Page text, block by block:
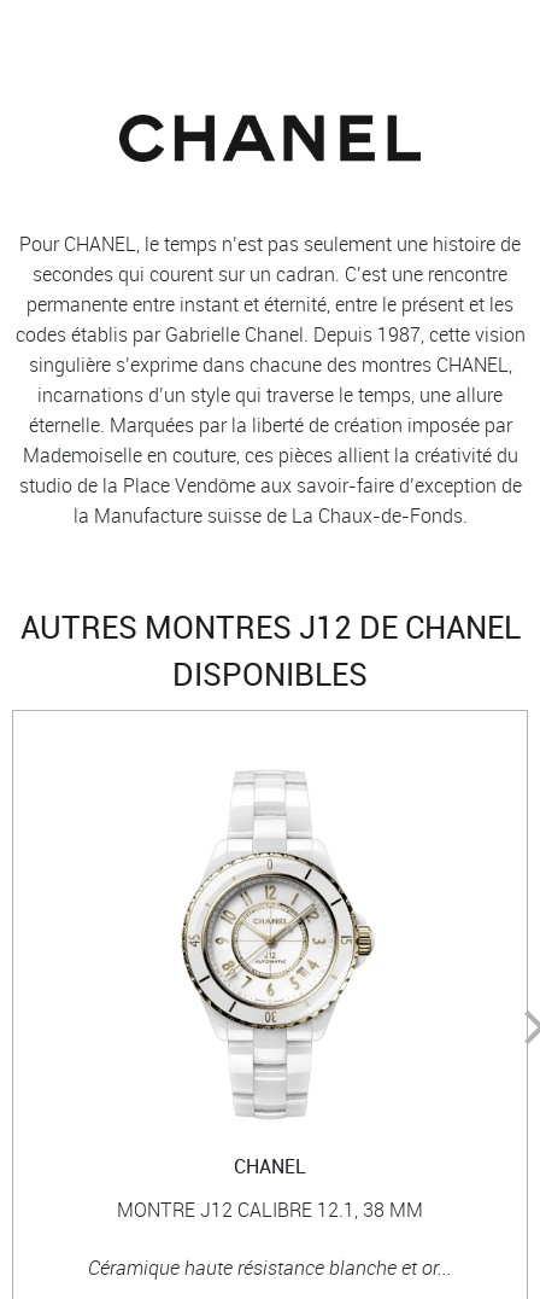
Pour CHANEL, le temps n’est pas seulement une histoire de
secondes qui courent sur un cadran. C’est une rencontre
permanente entre instant et éternité, entre le présent et les
codes établis par Gabrielle Chanel. Depuis 1987, cette vision
singulière s’exprime dans chacune des montres CHANEL,
incarnations d’un style qui traverse le temps, une allure
éternelle. Marquées par la liberté de création imposée par
Mademoiselle en couture, ces pièces allient la créativité du
studio de la Place Vendôme aux savoir-faire d’exception de
la Manufacture suisse de La Chaux-de-Fonds.
AUTRES MONTRES J12 DE CHANEL
DISPONIBLES
CHANEL
MONTRE J12 CALIBRE 12.1, 38 MM
Céramique haute résistance blanche et or...